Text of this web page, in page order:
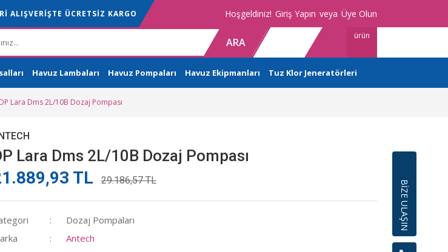
ALIŞVERİŞTE ÜCRETSİZ KARGO Hoşgeldiniz! Giriş Yapın veya Üye Olun
ARA
ürün
Havuz Lambaları Havuz Pompaları Havuz Ekipmanları Tuz Klor Jeneratörleri
DP Lara Dms 2L/10B Dozaj Pompası
Lara Dms 2L/10B Dozaj Pompası
TL 29.186,57 TL
Dozaj Pompaları
Antech
BİZE ULAŞIN